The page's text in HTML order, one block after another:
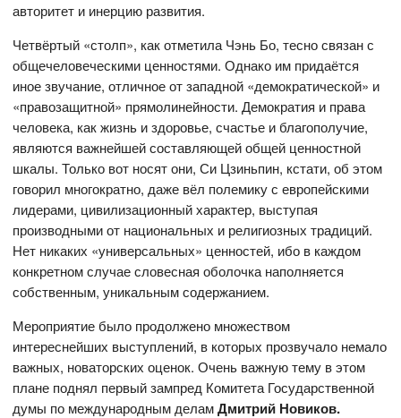
авторитет и инерцию развития.
Четвёртый «столп», как отметила Чэнь Бо, тесно связан с
общечеловеческими ценностями. Однако им придаётся
иное звучание, отличное от западной «демократической» и
«правозащитной» прямолинейности. Демократия и права
человека, как жизнь и здоровье, счастье и благополучие,
являются важнейшей составляющей общей ценностной
шкалы. Только вот носят они, Си Цзиньпин, кстати, об этом
говорил многократно, даже вёл полемику с европейскими
лидерами, цивилизационный характер, выступая
производными от национальных и религиозных традиций.
Нет никаких «универсальных» ценностей, ибо в каждом
конкретном случае словесная оболочка наполняется
собственным, уникальным содержанием.
Мероприятие было продолжено множеством
интереснейших выступлений, в которых прозвучало немало
важных, новаторских оценок. Очень важную тему в этом
плане поднял первый зампред Комитета Государственной
думы по международным деламДмитрий Новиков.